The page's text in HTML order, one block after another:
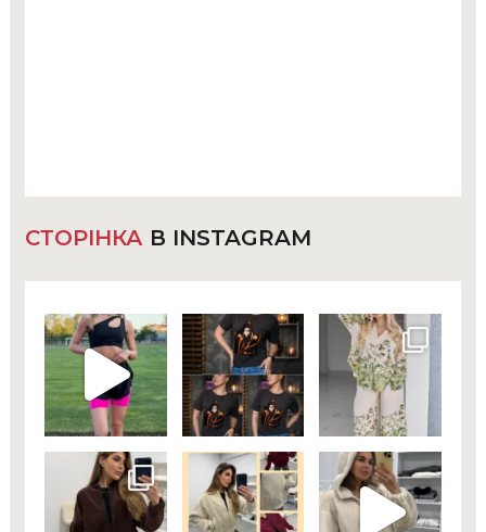
СТОРІНКА В INSTAGRAM